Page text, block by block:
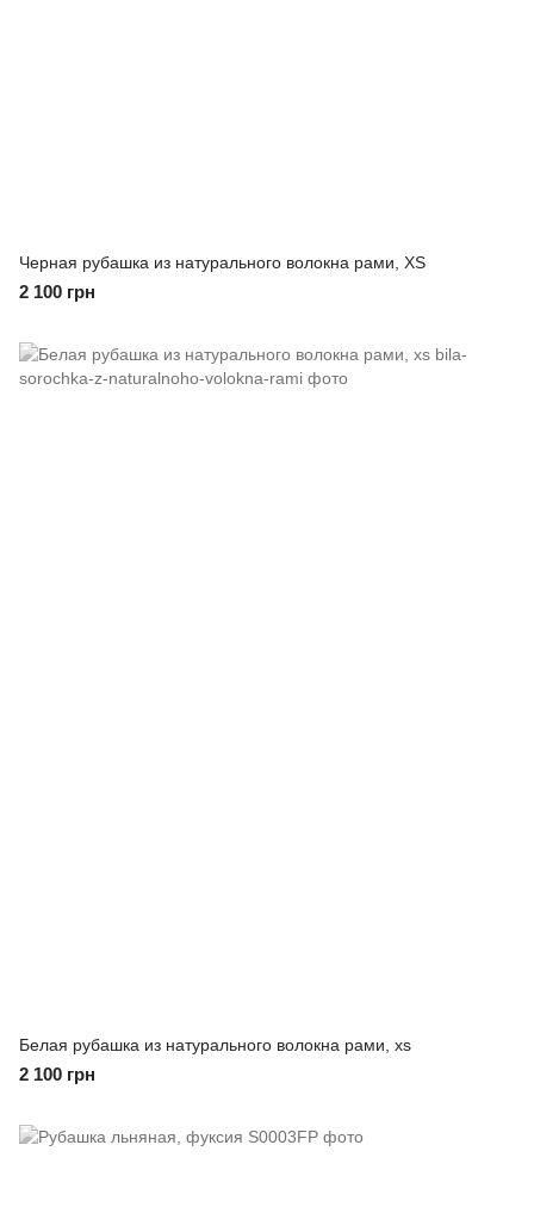
Черная рубашка из натурального волокна рами, XS
2 100 грн
Белая рубашка из натурального волокна рами, xs
2 100 грн